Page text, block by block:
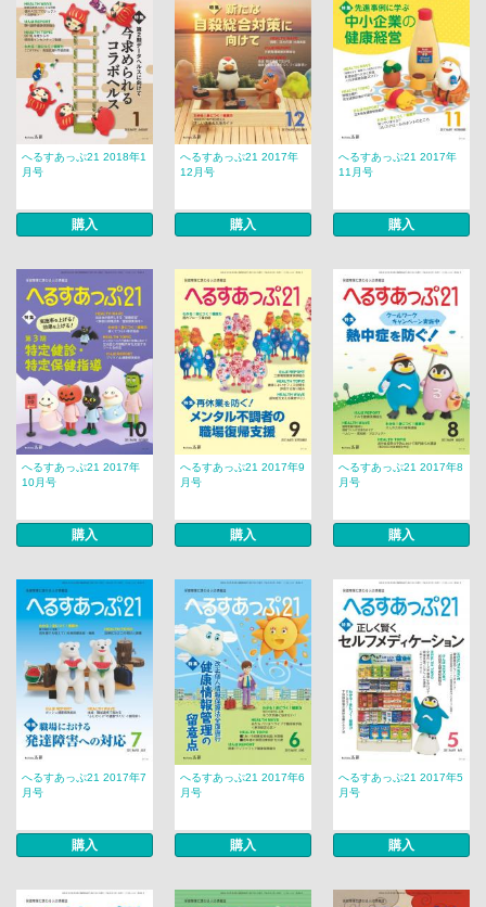
へるすあっぷ21 2018年1
月号
購入
へるすあっぷ21 2017年
12月号
購入
へるすあっぷ21 2017年
11月号
購入
へるすあっぷ21 2017年
10月号
購入
へるすあっぷ21 2017年9
月号
購入
へるすあっぷ21 2017年8
月号
購入
へるすあっぷ21 2017年7
月号
購入
へるすあっぷ21 2017年6
月号
購入
へるすあっぷ21 2017年5
月号
購入